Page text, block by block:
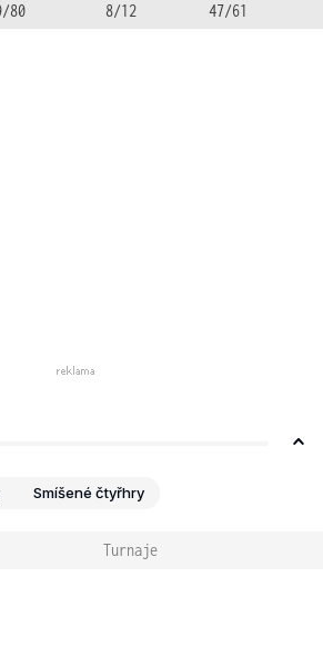
80 8/12 47/61
Smíšené čtyřhry
Turnaje